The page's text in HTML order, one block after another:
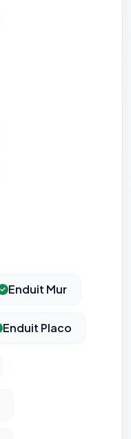
Enduit Mur
Enduit Placo